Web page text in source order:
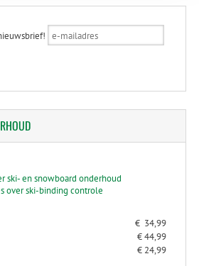
ski- en snowboard onderhoud
over ski-binding controle
€ 34,99
€ 44,99
€ 24,99